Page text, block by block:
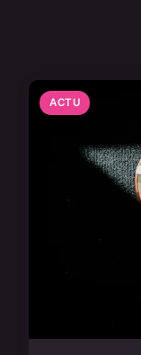
ACTU